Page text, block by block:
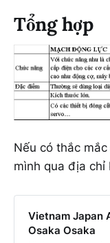
Tổng hợp
Nếu có thắc
mình qua địa chỉ
Vietnam Japan
Osaka Osaka